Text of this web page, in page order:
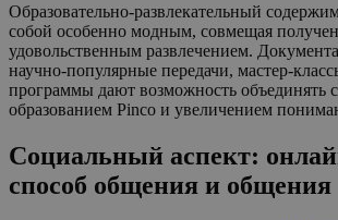
Образовательно-развлекательный
собой особенно модным, совмещая
удовольственным развлечением.
научно-популярные передачи, мастер-
программы дают возможность объединять
образованием Pinco и увеличением
Социальный аспект:
способ общения и общения